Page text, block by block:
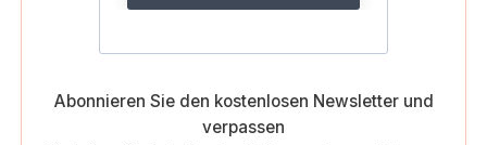
Abonnieren Sie den kostenlosen Newsletter und
verpassen